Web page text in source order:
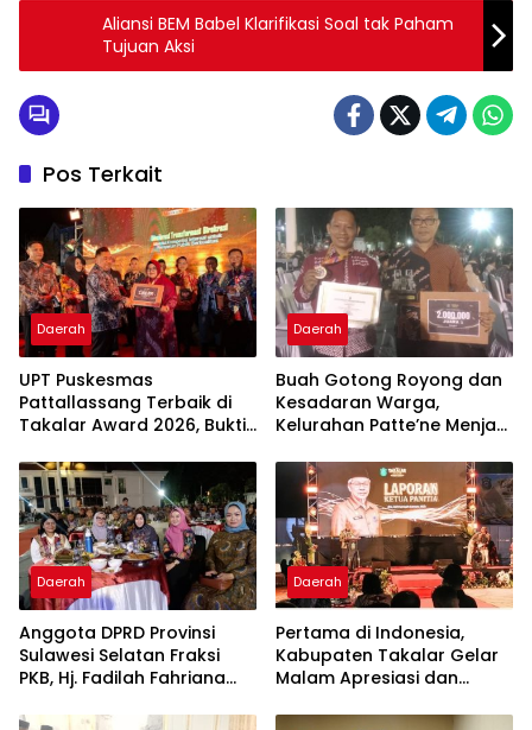
Aliansi BEM Babel Klarifikasi Soal tak Paham
Tujuan Aksi
Pos Terkait
Daerah
UPT Puskesmas
Pattallassang Terbaik di
Takalar Award 2026, Bukti
Pelayanan Kesehatan
Berkualitas
Daerah
Buah Gotong Royong dan
Kesadaran Warga,
Kelurahan Patte’ne Menjadi
2026
Daerah
Anggota DPRD Provinsi
Sulawesi Selatan Fraksi
PKB, Hj. Fadilah Fahriana
Takalar Menyalakan
Daerah
Pertama di Indonesia,
Kabupaten Takalar Gelar
Malam Apresiasi dan
Panggung Penghargaan